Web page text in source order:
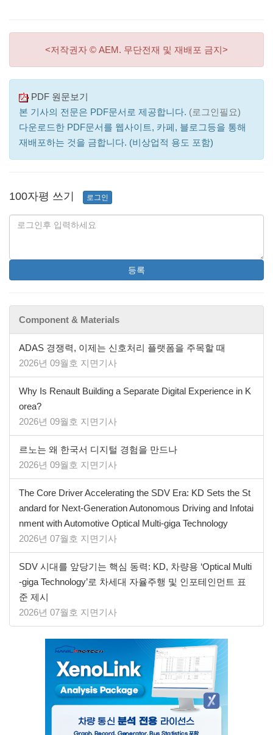
<저작권자 © AEM. 무단전재 및 재배포 금지>
PDF 원문보기
본 기사의 전문은 PDF문서로 제공합니다. (로그인필요)
다운로드한 PDF문서를 웹사이트, 카페, 블로그등을 통해
재배포하는 것을 금합니다. (비상업적 용도 포함)
100자평 쓰기 로그인
등록
Component & Materials
ADAS 경쟁력, 이제는 신호처리 플랫폼을 주목할 때
2026년 09월호 지면기사
Why Is Renault Building a Separate Digital Experience in K
orea?
2026년 09월호 지면기사
르노는 왜 한국서 디지털 경험을 만드나
2026년 09월호 지면기사
The Core Driver Accelerating the SDV Era: KD Sets the St
andard for Next-Generation Autonomous Driving and Infotai
nment with Automotive Optical Multi-giga Technology
2026년 07월호 지면기사
SDV 시대를 앞당기는 핵심 동력: KD, 차량용 ‘Optical Multi
-giga Technology’로 차세대 자율주행 및 인포테인먼트 표
준 제시
2026년 07월호 지면기사